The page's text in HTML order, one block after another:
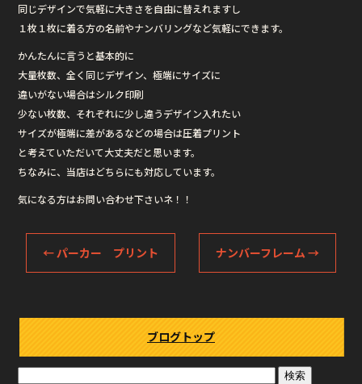
同じデザインで気軽に大きさを自由に替えれますし
１枚１枚に着る方の名前やナンバリングなど気軽にできます。
かんたんに言うと基本的に
大量枚数、全く同じデザイン、極端にサイズに
違いがない場合はシルク印刷
少ない枚数、それぞれに少し違うデザイン入れたい
サイズが極端に差があるなどの場合は圧着プリント
と考えていただいて大丈夫だと思います。
ちなみに、当店はどちらにも対応しています。
気になる方はお問い合わせ下さいネ！！
← パーカー プリント ナンバーフレーム →
ブログトップ